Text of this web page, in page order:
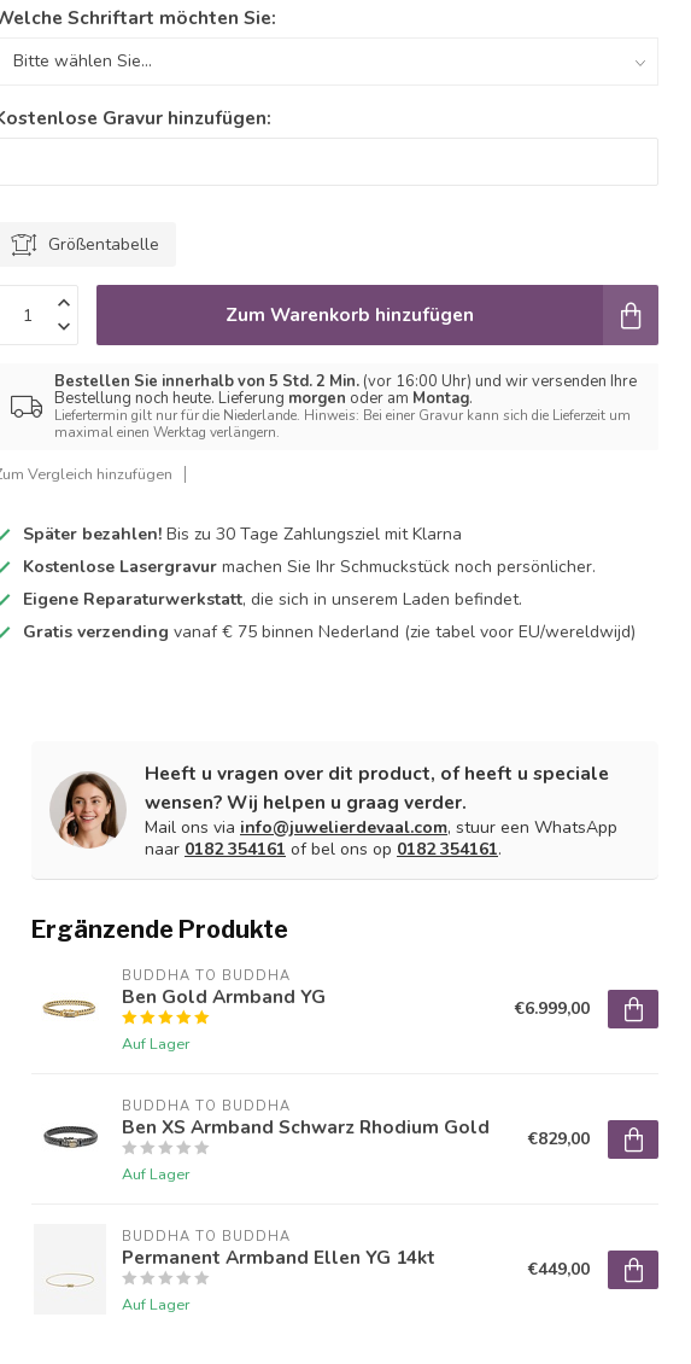
Schriftart möchten Sie:
Gravur hinzufügen:
Größentabelle
Zum Warenkorb hinzufügen
Bestellen Sie innerhalb von 5 Std. 2 Min. (vor 16:00 Uhr) und wir versenden Ihre
Bestellung noch heute. Lieferung morgen oder am Montag.
Liefertermin gilt nur für die Niederlande. Hinweis: Bei einer Gravur kann sich die Lieferzeit um
maximal einen Werktag verlängern.
Vergleich hinzufügen
Später bezahlen! Bis zu 30 Tage Zahlungsziel mit Klarna
Kostenlose Lasergravur machen Sie Ihr Schmuckstück noch persönlicher.
Eigene Reparaturwerkstatt, die sich in unserem Laden befindet.
Gratis verzending vanaf € 75 binnen Nederland (zie tabel voor EU/wereldwijd)
Heeft u vragen over dit product, of heeft u speciale
wensen? Wij helpen u graag verder.
Mail ons via info@juwelierdevaal.com, stuur een WhatsApp
naar 0182 354161 of bel ons op 0182 354161.
Ergänzende Produkte
BUDDHA TO BUDDHA
Ben Gold Armband YG
Auf Lager
€6.999,00
BUDDHA TO BUDDHA
Ben XS Armband Schwarz Rhodium Gold
Auf Lager
€829,00
BUDDHA TO BUDDHA
Permanent Armband Ellen YG 14kt
Auf Lager
€449,00